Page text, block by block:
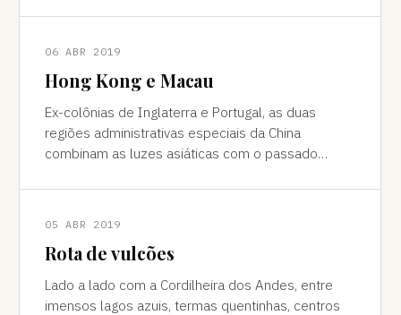
06 ABR 2019
Hong Kong e Macau
Ex-colônias de Inglaterra e Portugal, as duas
regiões administrativas especiais da China
combinam as luzes asiáticas com o passado
05 ABR 2019
Rota de vulcões
Lado a lado com a Cordilheira dos Andes, entre
imensos lagos azuis, termas quentinhas, centros